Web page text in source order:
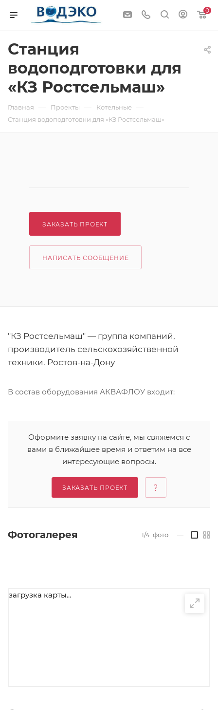
0
Станция
водоподготовки для
«КЗ Ростсельмаш»
Главная — Проекты — Котельные —
Станция водоподготовки для «КЗ Ростсельмаш»
ЗАКАЗАТЬ ПРОЕКТ
НАПИСАТЬ СООБЩЕНИЕ
"КЗ Ростсельмаш" — группа компаний,
производитель сельскохозяйственной
техники. Ростов-на-Дону
В состав оборудования АКВАФЛОУ входит:
Оформите заявку на сайте, мы свяжемся с
вами в ближайшее время и ответим на все
интересующие вопросы.
ЗАКАЗАТЬ ПРОЕКТ
Фотогалерея 1/4 фото
загрузка карты...